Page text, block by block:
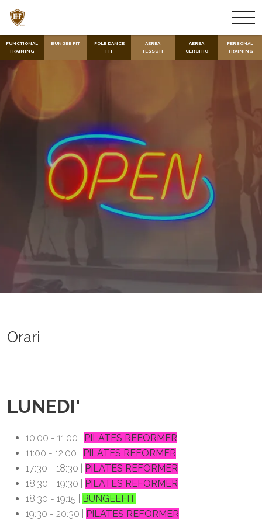
FUNCTIONAL
TRAINING
BUNGEE FIT
POLE DANCE
FIT
AEREA
TESSUTI
AEREA
CERCHIO
PERSONAL
TRAINING
Orari
LUNEDI'
10:00 - 11:00 | PILATES REFORMER
11:00 - 12:00 | PILATES REFORMER
17:30 - 18:30 | PILATES REFORMER
18:30 - 19:30 | PILATES REFORMER
18:30 - 19:15 | BUNGEEFIT
19:30 - 20:30 | PILATES REFORMER